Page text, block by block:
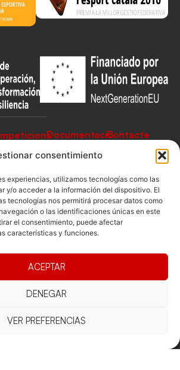
consentimiento
experiencias, utilizamos tecnologías como las
y/o acceder a la información del dispositivo. El
tecnologías nos permitirá procesar datos como
o las identificaciones únicas en este
el consentimiento, puede afectar
características y funciones.
ACEPTAR
DENEGAR
VER PREFERENCIAS
Playa
Vólei neu
Documentacio
Funcionament
Eleccions
Contacte
Carrer de les
Jonqueres,
16, 5ºC,
08003
Barcelona
fcvb@fcvolei.
932 684 177
Privacitat Termes i condicions